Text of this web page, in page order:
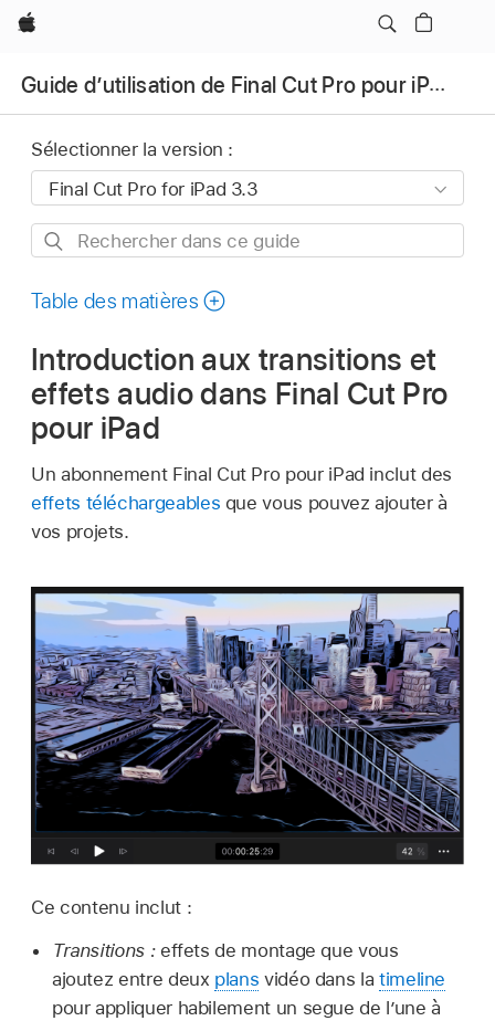
Apple
Guide d’utilisation de Final Cut Pro pour iPad
Sélectionner la version :
Rechercher
ce
Table des matières
Introduction aux transitions et
effets audio dans Final Cut Pro
pour iPad
Un abonnement Final Cut Pro pour iPad inclut des
effets téléchargeables que vous pouvez ajouter à
vos projets.
Ce contenu inclut :
Transitions :effets de montage que vous
ajoutez entre deux plans vidéo dans la timeline
pour appliquer habilement un segue de l’une à